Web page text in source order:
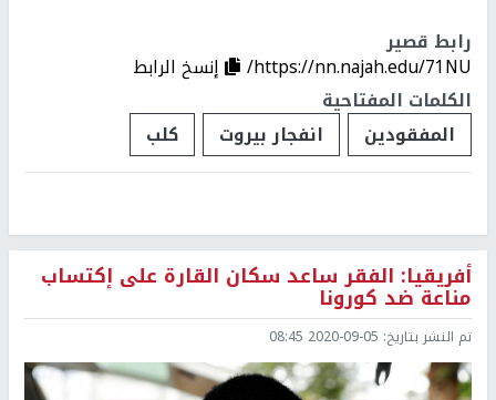
رابط قصير
https://nn.najah.edu/71NU/
إنسخ الرابط
الكلمات المفتاحية
المفقودين
انفجار بيروت كلب
أفريقيا: الفقر ساعد سكان القارة على إكتساب
مناعة ضد كورونا
تم النشر بتاريخ: 2020-09-05 08:45